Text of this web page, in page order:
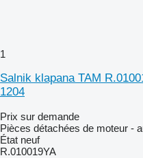
1
Salnik klapana TAM
1204
Prix sur demande
Pièces détachées de moteur -
État neuf
R.010019YA